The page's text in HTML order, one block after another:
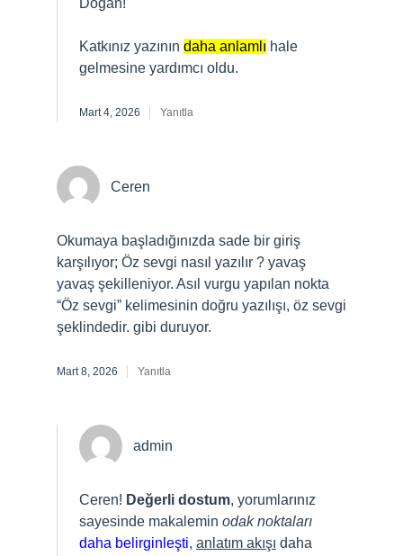
Doğan!
Katkınız yazının daha anlamlı hale
gelmesine yardımcı oldu.
Mart 4, 2026 Yanıtla
Ceren
Okumaya başladığınızda sade bir giriş
karşılıyor; Öz sevgi nasıl yazılır ? yavaş
yavaş şekilleniyor. Asıl vurgu yapılan nokta
“Öz sevgi” kelimesinin doğru yazılışı, öz sevgi
şeklindedir. gibi duruyor.
Mart 8, 2026 Yanıtla
admin
Ceren! Değerli dostum, yorumlarınız
sayesinde makalemin odak noktaları
daha belirginleşti, anlatım akışı daha